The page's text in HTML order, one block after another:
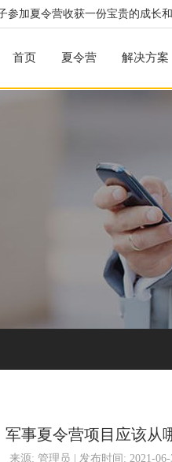
加夏令营收获一份宝贵的成长
首页 夏令营 解决方案
军事夏令营项目应该从
来源: 管理员 | 发布时间: 2021-